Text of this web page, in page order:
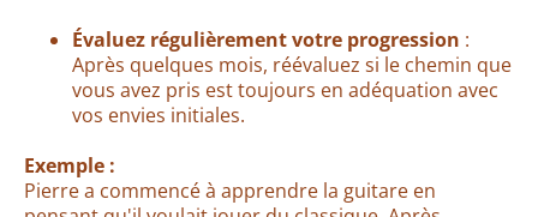
Évaluez régulièrement votre progression :
Après quelques mois, réévaluez si le chemin que
vous avez pris est toujours en adéquation avec
vos envies initiales.
Exemple :
Pierre a commencé à apprendre la guitare en